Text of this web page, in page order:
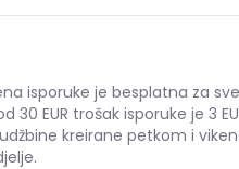
isporuke je besplatna za
30 EUR trošak isporuke je 3
kreirane petkom i